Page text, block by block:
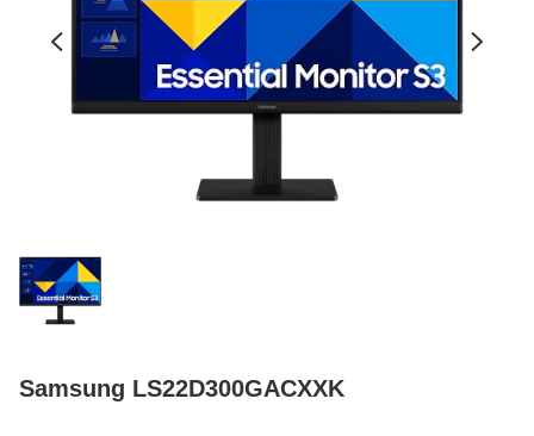
Samsung LS22D300GACXXK